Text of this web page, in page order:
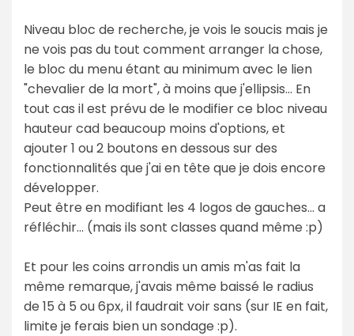
Niveau bloc de recherche, je vois le soucis mais je
ne vois pas du tout comment arranger la chose,
le bloc du menu étant au minimum avec le lien
"chevalier de la mort", à moins que j'ellipsis... En
tout cas il est prévu de le modifier ce bloc niveau
hauteur cad beaucoup moins d'options, et
ajouter 1 ou 2 boutons en dessous sur des
fonctionnalités que j'ai en tête que je dois encore
développer.
Peut être en modifiant les 4 logos de gauches... a
réfléchir... (mais ils sont classes quand même :p)
Et pour les coins arrondis un amis m'as fait la
même remarque, j'avais même baissé le radius
de 15 à 5 ou 6px, il faudrait voir sans (sur IE en fait,
limite je ferais bien un sondage :p).